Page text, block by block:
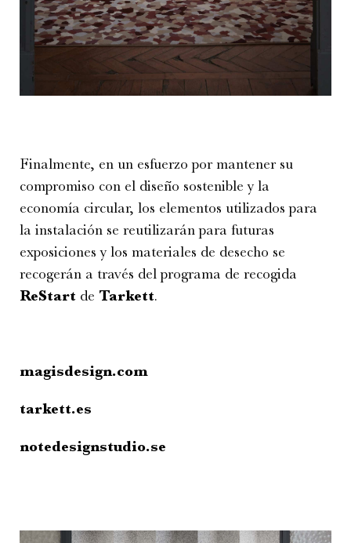
Finalmente, en un esfuerzo por mantener su
compromiso con el diseño sostenible y la
economía circular, los elementos utilizados para
la instalación se reutilizarán para futuras
exposiciones y los materiales de desecho se
recogerán a través del programa de recogida
ReStart de Tarkett.
magisdesign.com
tarkett.es
notedesignstudio.se